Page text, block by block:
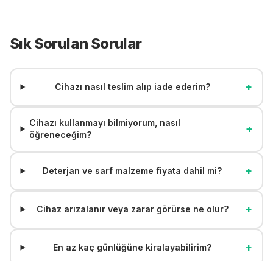
Sık Sorulan Sorular
Cihazı nasıl teslim alıp iade ederim? +
Cihazı kullanmayı bilmiyorum, nasıl
öğreneceğim?
+
Deterjan ve sarf malzeme fiyata dahil mi? +
Cihaz arızalanır veya zarar görürse ne olur? +
En az kaç günlüğüne kiralayabilirim? +